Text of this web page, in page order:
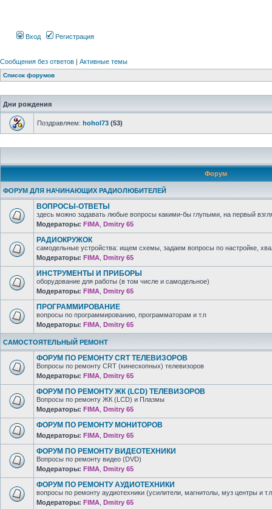
Вход Регистрация
Сообщения без ответов | Активные темы
Список форумов
Дни рождения
Поздравляем: hohol73 (53)
Форум
ФОРУМ ДЛЯ НАЧИНАЮЩИХ РАДИОЛЮБИТЕЛЕЙ
ВОПРОСЫ-ОТВЕТЫ
здесь можно задавать любые вопросы какими-бы глупыми, на первый
Модераторы: FIMA Dmitry 65
РАДИОКРУЖОК
самодельные устройства: ищем схемы, задаем вопросы по настройке,
Модераторы: FIMA Dmitry 65
ИНСТРУМЕНТЫ И ПРИБОРЫ
оборудование для работы (в том числе и самодельное)
Модераторы: FIMA Dmitry 65
ПРОГРАММИРОВАНИЕ
вопросы по программированию, программаторам и т.п
Модераторы: FIMA Dmitry 65
САМОСТОЯТЕЛЬНЫЙ РЕМОНТ
ФОРУМ ПО РЕМОНТУ CRT ТЕЛЕВИЗОРОВ
Вопросы по ремонту CRT (кинескопных) телевизоров
Модераторы: FIMA Dmitry 65
ФОРУМ ПО РЕМОНТУ ЖК (LCD) ТЕЛЕВИЗОРОВ
Вопросы по ремонту ЖК (LCD) и Плазмы
Модераторы: FIMA Dmitry 65
ФОРУМ ПО РЕМОНТУ МОНИТОРОВ
Модераторы: FIMA Dmitry 65
ФОРУМ ПО РЕМОНТУ ВИДЕОТЕХНИКИ
Вопросы по ремонту видео (DVD)
Модераторы: FIMA Dmitry 65
ФОРУМ ПО РЕМОНТУ АУДИОТЕХНИКИ
вопросы по ремонту аудиотехники (усилители, магнитолы, муз центры и
Модераторы: FIMA Dmitry 65